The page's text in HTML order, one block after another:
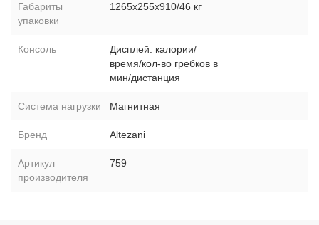
Габариты
упаковки
1265х255х910/46 кг
Консоль
Дисплей: калории/
время/кол-во гребков в
мин/дистанция
Система нагрузки Магнитная
Бренд Altezani
Артикул
производителя
759